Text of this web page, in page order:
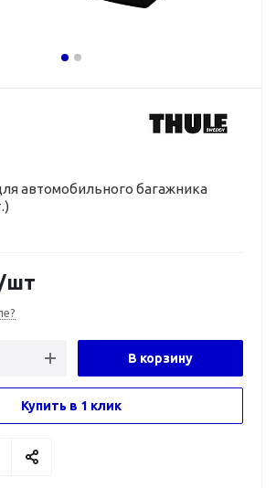
автомобильного багажника
шт
В корзину
Купить в 1 клик